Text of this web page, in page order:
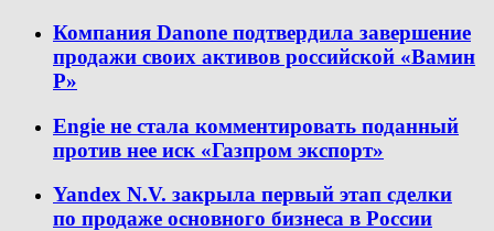
Компания Danone подтвердила завершение
продажи своих активов российской «Вамин
Р»
Engie не стала комментировать поданный
против нее иск «Газпром экспорт»
Yandex N.V. закрыла первый этап сделки
по продаже основного бизнеса в России